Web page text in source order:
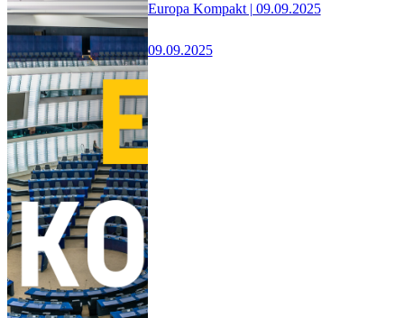
Europa Kompakt | 09.09.2025
09.09.2025